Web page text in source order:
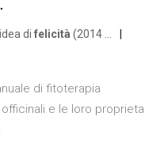
di felicità (2014 ...
di fitoterapia
e le loro proprieta